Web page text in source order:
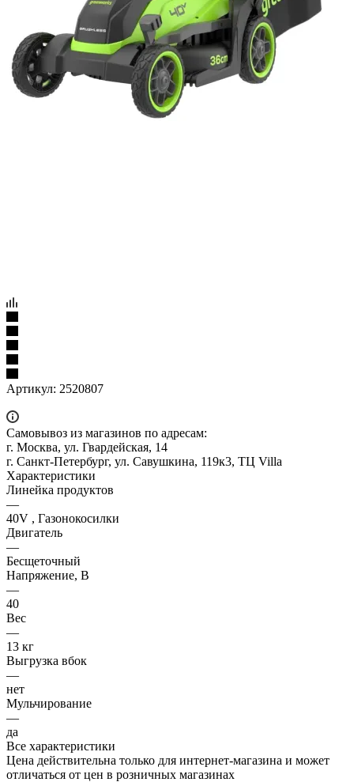
Артикул: 2520807
Самовывоз из магазинов по адресам:
г. Москва, ул. Гвардейская, 14
г. Санкт-Петербург, ул. Савушкина, 119к3, ТЦ Villa
Характеристики
Линейка продуктов
—
40V , Газонокосилки
Двигатель
—
Бесщеточный
Напряжение, В
—
40
Вес
—
13 кг
Выгрузка вбок
—
нет
Мульчирование
—
да
Все характеристики
Цена действительна только для интернет-магазина и может
отличаться от цен в розничных магазинах